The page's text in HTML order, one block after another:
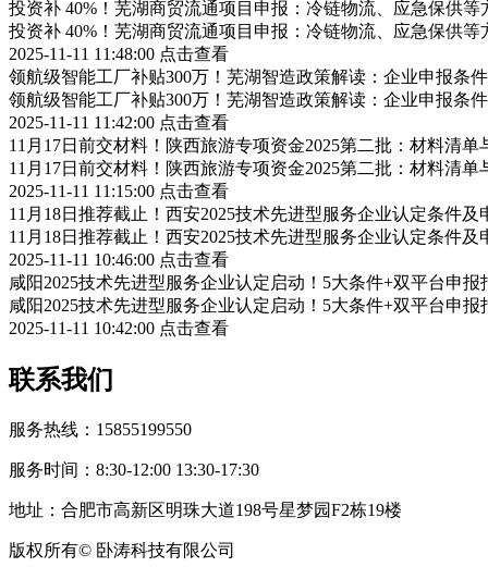
投资补 40%！芜湖商贸流通项目申报：冷链物流、应急保供等
投资补 40%！芜湖商贸流通项目申报：冷链物流、应急保供等
2025-11-11 11:48:00 点击查看
领航级智能工厂补贴300万！芜湖智造政策解读：企业申报条
领航级智能工厂补贴300万！芜湖智造政策解读：企业申报条
2025-11-11 11:42:00 点击查看
11月17日前交材料！陕西旅游专项资金2025第二批：材料清单
11月17日前交材料！陕西旅游专项资金2025第二批：材料清单
2025-11-11 11:15:00 点击查看
11月18日推荐截止！西安2025技术先进型服务企业认定条件及
11月18日推荐截止！西安2025技术先进型服务企业认定条件及
2025-11-11 10:46:00 点击查看
咸阳2025技术先进型服务企业认定启动！5大条件+双平台申报
咸阳2025技术先进型服务企业认定启动！5大条件+双平台申报
2025-11-11 10:42:00 点击查看
联系我们
服务热线：15855199550
服务时间：8:30-12:00 13:30-17:30
地址：合肥市高新区明珠大道198号星梦园F2栋19楼
版权所有© 卧涛科技有限公司